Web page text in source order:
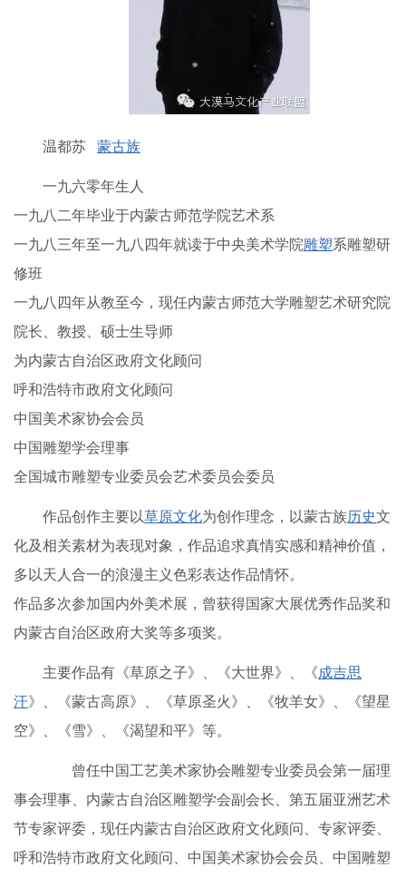
温都苏 蒙古族
一九六零年生人
一九八二年毕业于内蒙古师范学院艺术系
一九八三年至一九八四年就读于中央美术学院雕塑系雕塑研
修班
一九八四年从教至今，现任内蒙古师范大学雕塑艺术研究院
院长、教授、硕士生导师
为内蒙古自治区政府文化顾问
呼和浩特市政府文化顾问
中国美术家协会会员
中国雕塑学会理事
全国城市雕塑专业委员会艺术委员会委员
作品创作主要以草原文化为创作理念，以蒙古族历史文
化及相关素材为表现对象，作品追求真情实感和精神价值，
多以天人合一的浪漫主义色彩表达作品情怀。
作品多次参加国内外美术展，曾获得国家大展优秀作品奖和
内蒙古自治区政府大奖等多项奖。
主要作品有《草原之子》、《大世界》、《成吉思
汗》、《蒙古高原》、《草原圣火》、《牧羊女》、《望星
空》、《雪》、《渴望和平》等。
曾任中国工艺美术家协会雕塑专业委员会第一届理
事会理事、内蒙古自治区雕塑学会副会长、第五届亚洲艺术
节专家评委，现任内蒙古自治区政府文化顾问、专家评委、
呼和浩特市政府文化顾问、中国美术家协会会员、中国雕塑